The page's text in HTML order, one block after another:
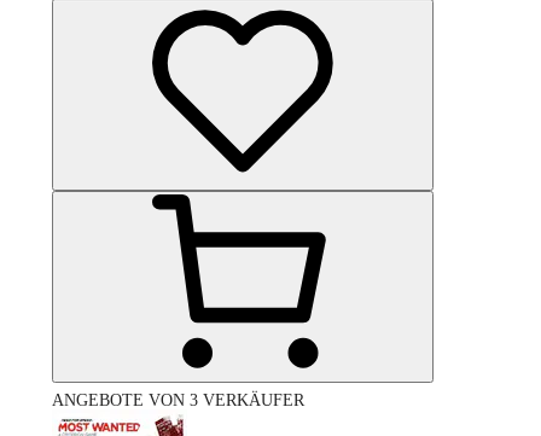
ANGEBOTE VON 3 VERKÄUFER